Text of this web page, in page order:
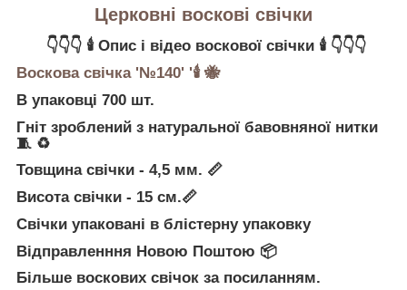
Церковні воскові свічки
👇👇👇 🕯 Опис і відео воскової свічки 🕯 👇👇👇
Воскова свічка '№140' '🕯 🐝
В упаковці 700 шт.
Гніт зроблений з натуральної бавовняної нитки
🧵 ♻
Товщина свічки - 4,5 мм. 📏
Висота свічки - 15 см.📏
Свічки упаковані в блістерну упаковку
Відправленння Новою Поштою 📦
Більше воскових свічок за посиланням.